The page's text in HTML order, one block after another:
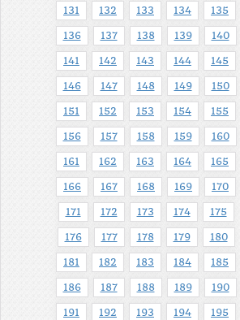
131 132 133 134 135
136 137 138 139 140
141 142 143 144 145
146 147 148 149 150
151 152 153 154 155
156 157 158 159 160
161 162 163 164 165
166 167 168 169 170
171 172 173 174 175
176 177 178 179 180
181 182 183 184 185
186 187 188 189 190
191 192 193 194 195